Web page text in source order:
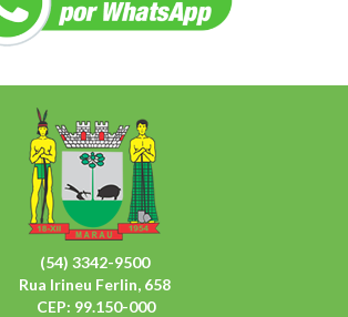
(54) 3342-9500
Rua Irineu Ferlin, 658
CEP: 99.150-000